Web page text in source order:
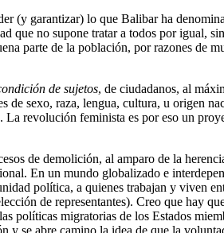
(y garantizar) lo que Balibar ha
que no supone tratar a todos por igual,
parte de la población, por razones de
de sujetos, de ciudadanos, al
de sexo, raza, lengua, cultura, u origen
revolución feminista es por eso un
de demolición, al amparo de la
En un mundo globalizado e
política, a quienes trabajan y viven
de representantes). Creo que hay
migratorias de los Estados